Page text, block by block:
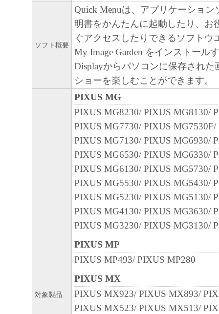
失、損害等について、いかなる場合に
任を負いません。
ユーザーは、日本国政府または該当国
許可等を得ることなしに、本ソフトウ
一部を、直接または間接に輸出しては
ソフト概要
Quick Menuは、アプリケーション
明書をかんたんに起動したり、お
ぐアクセスしたりできるソフトウ
My Image Garden をインストール
Displayからパソコンに保存された
ショーを楽しむことができます。
対象製品
PIXUS MG
PIXUS MG8230/ PIXUS MG8130/
PIXUS MG7730/ PIXUS
PIXUS MG7130/ PIXUS MG6930/
PIXUS MG6530/ PIXUS MG6330/
PIXUS MG6130/ PIXUS MG5730/
PIXUS MG5530/ PIXUS MG5430/
PIXUS MG5230/ PIXUS MG5130/
PIXUS MG4130/ PIXUS MG3630/
PIXUS MG3230/ PIXUS MG3130/
PIXUS MP
PIXUS MP493/ PIXUS MP280
PIXUS MX
PIXUS MX923/ PIXUS MX893/
PIXUS MX523/ PIXUS MX513/